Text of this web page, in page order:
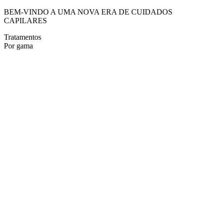
BEM-VINDO A UMA NOVA ERA DE CUIDADOS
CAPILARES
Tratamentos
Por gama